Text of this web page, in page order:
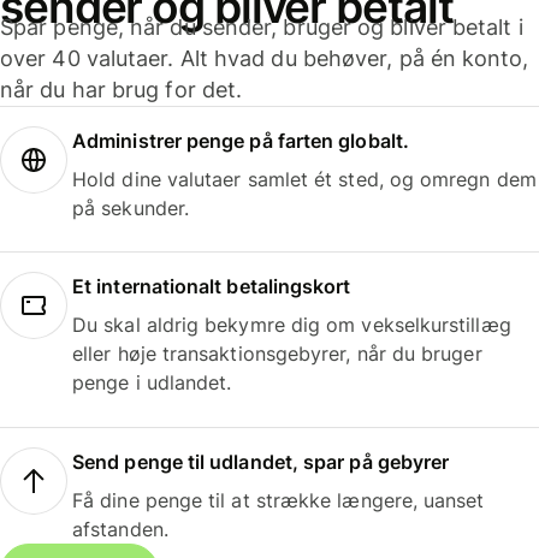
Spar penge, når du sender, bruger og bliver betalt i
over 40 valutaer. Alt hvad du behøver, på én konto,
når du har brug for det.
Administrer penge på farten globalt.
Hold dine valutaer samlet ét sted, og omregn dem
på sekunder.
Et internationalt betalingskort
Du skal aldrig bekymre dig om vekselkurstillæg
eller høje transaktionsgebyrer, når du bruger
penge i udlandet.
Send penge til udlandet, spar på gebyrer
Få dine penge til at strække længere, uanset
afstanden.